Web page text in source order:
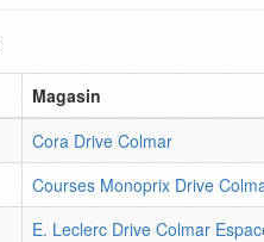
Magasin
Cora Drive Colmar
Courses Monoprix Drive
E. Leclerc Drive Colmar